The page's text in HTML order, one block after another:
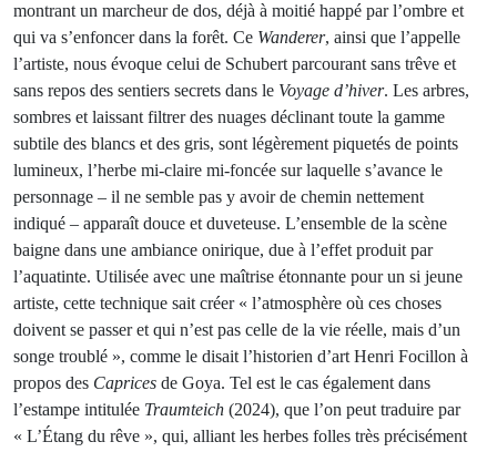
montrant un marcheur de dos, déjà à moitié happé par l’ombre et
qui va s’enfoncer dans la forêt. Ce Wanderer, ainsi que l’appelle
l’artiste, nous évoque celui de Schubert parcourant sans trêve et
sans repos des sentiers secrets dans le Voyage d’hiver. Les arbres,
sombres et laissant filtrer des nuages déclinant toute la gamme
subtile des blancs et des gris, sont légèrement piquetés de points
lumineux, l’herbe mi-claire mi-foncée sur laquelle s’avance le
personnage – il ne semble pas y avoir de chemin nettement
indiqué – apparaît douce et duveteuse. L’ensemble de la scène
baigne dans une ambiance onirique, due à l’effet produit par
l’aquatinte. Utilisée avec une maîtrise étonnante pour un si jeune
artiste, cette technique sait créer « l’atmosphère où ces choses
doivent se passer et qui n’est pas celle de la vie réelle, mais d’un
songe troublé », comme le disait l’historien d’art Henri Focillon à
propos des Caprices de Goya. Tel est le cas également dans
l’estampe intitulée Traumteich (2024), que l’on peut traduire par
« L’Étang du rêve », qui, alliant les herbes folles très précisément